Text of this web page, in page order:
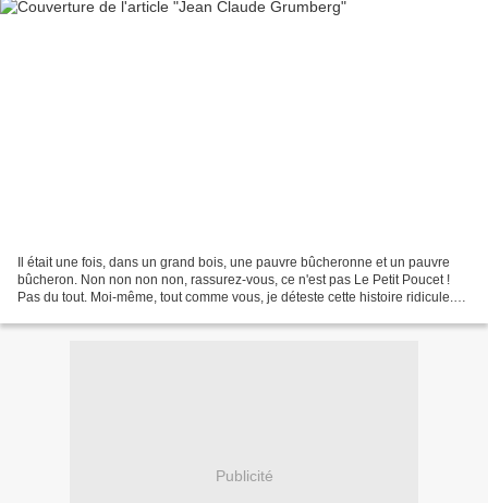
Il était une fois, dans un grand bois, une pauvre bûcheronne et un pauvre
bûcheron. Non non non non, rassurez-vous, ce n'est pas Le Petit Poucet !
Pas du tout. Moi-même, tout comme vous, je déteste cette histoire ridicule.
Publicité